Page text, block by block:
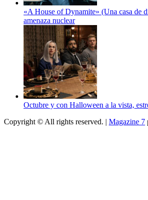
«A House of Dynamite» (Una casa de
amenaza nuclear
Octubre y con Halloween a la vista,
Copyright © All rights reserved. | Magazine 7